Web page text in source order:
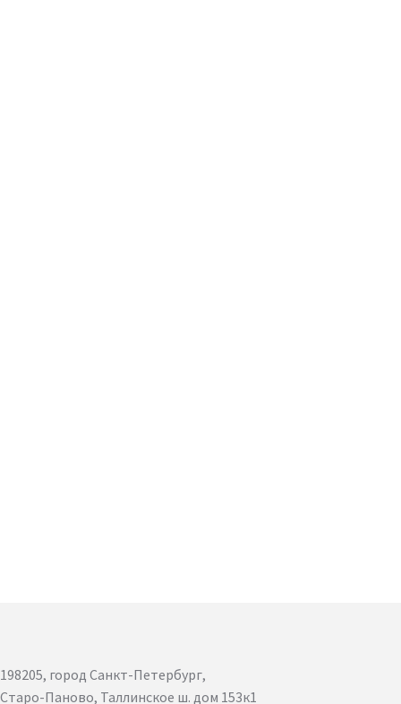
198205, город Санкт-Петербург,
Старо-Паново, Таллинское ш. дом 153к1